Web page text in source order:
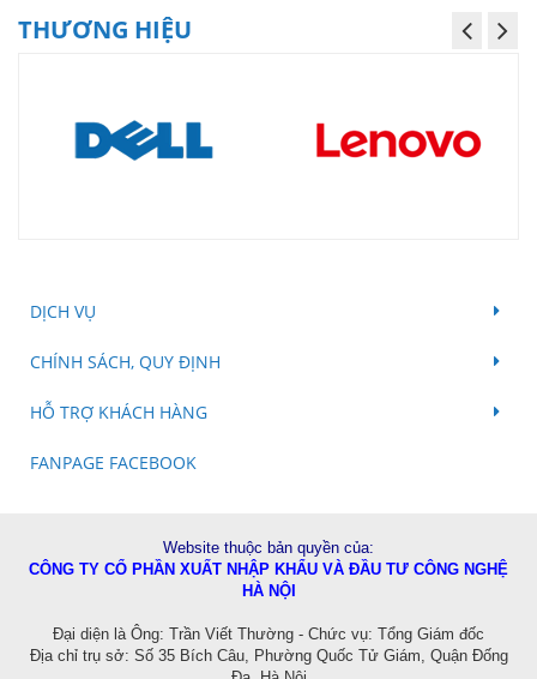
THƯƠNG HIỆU
DỊCH VỤ
CHÍNH SÁCH, QUY ĐỊNH
HỖ TRỢ KHÁCH HÀNG
FANPAGE FACEBOOK
Website thuộc bản quyền của:
CÔNG TY CỔ PHẦN XUẤT NHẬP KHẨU VÀ ĐẦU TƯ CÔNG NGHỆ
HÀ NỘI
Đại diện là Ông: Trần Viết Thường - Chức vụ: Tổng Giám đốc
Địa chỉ trụ sở: Số 35 Bích Câu, Phường Quốc Tử Giám, Quận Đống